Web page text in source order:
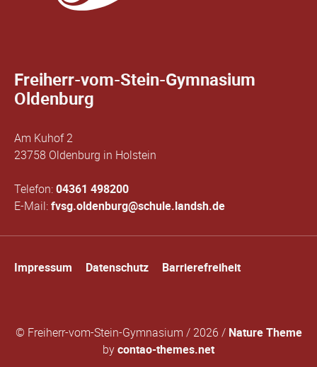
Freiherr-vom-Stein-Gymnasium
Oldenburg
Am Kuhof 2
23758 Oldenburg in Holstein
Telefon:04361 498200
E-Mail:fvsg.oldenburg@schule.landsh.de
überspringen
Impressum Datenschutz Barrierefreiheit
© Freiherr-vom-Stein-Gymnasium / 2026 / Nature Theme
bycontao-themes.net